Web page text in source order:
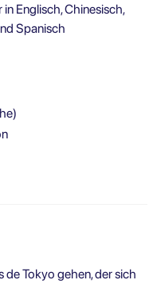
Englisch, Chinesisch,
Spanisch
de Tokyo gehen, der sich